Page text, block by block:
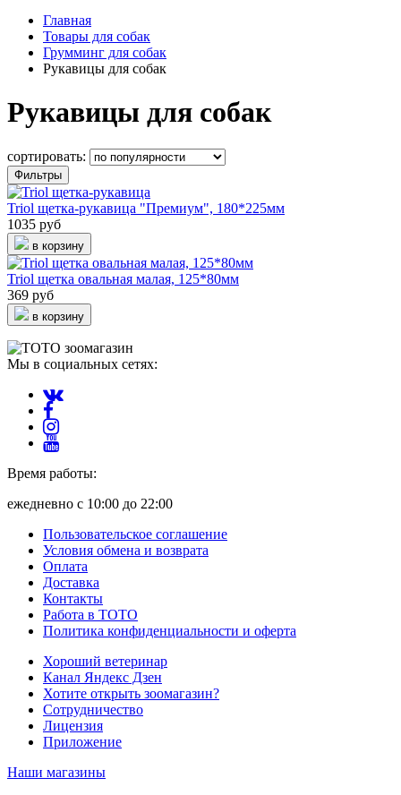
Главная
Товары для собак
Грумминг для собак
Рукавицы для собак
Рукавицы для собак
сортировать:
Фильтры
Triol щетка-рукавица "Премиум", 180*225мм
1035 руб
в корзину
Triol щетка овальная малая, 125*80мм
369 руб
в корзину
Мы в социальных сетях:
Время работы:
ежедневно с 10:00 до 22:00
Пользовательское соглашение
Условия обмена и возврата
Оплата
Доставка
Контакты
Работа в ТОТО
Политика конфиденциальности и оферта
Хороший ветеринар
Канал Яндекс Дзен
Хотите открыть зоомагазин?
Сотрудничество
Лицензия
Приложение
Наши магазины